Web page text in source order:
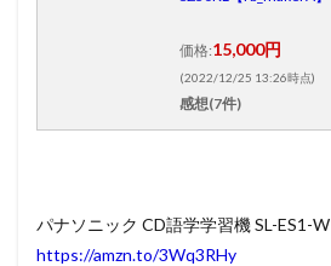
価格:15,000円
(2022/12/25 13:26時点)
感想(7件)
パナソニック CD語学学習機 SL-ES1-W
https://amzn.to/3Wq3RHy